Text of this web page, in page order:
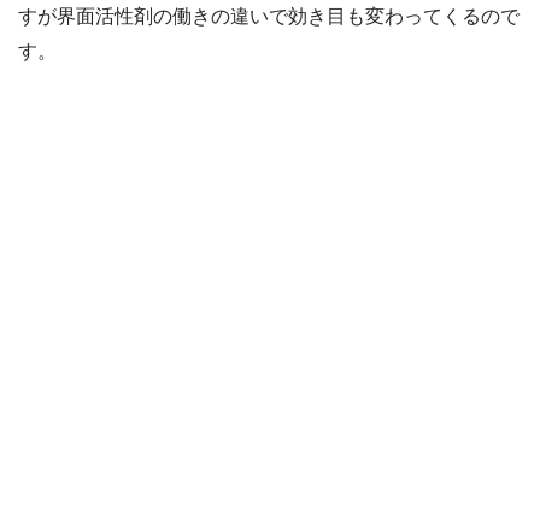
すが界面活性剤の働きの違いで効き目も変わってくるので
す。